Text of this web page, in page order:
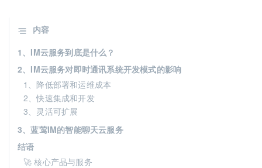
内容
1、IM云服务到底是什么？
2、IM云服务对即时通讯系统开发模式的影响
1、降低部署和运维成本
2、快速集成和开发
3、灵活可扩展
3、蓝莺IM的智能聊天云服务
结语
🚀 核心产品与服务